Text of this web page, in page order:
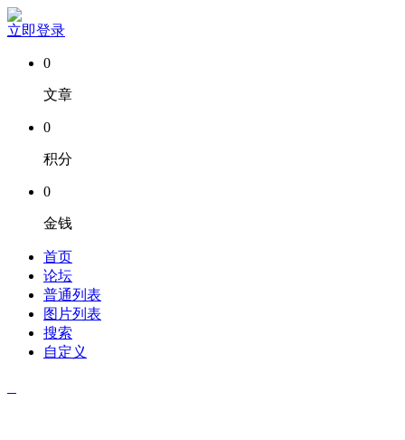
立即登录
0
文章
0
积分
0
金钱
首页
论坛
普通列表
图片列表
搜索
自定义